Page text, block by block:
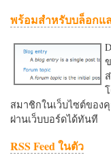
พร้อมสำหรับบล็อกแ
สมาชิกในเว็บไซต์ของ
ผ่านเว็บบอร์ดได้ทันที
RSS Feed ในตัว